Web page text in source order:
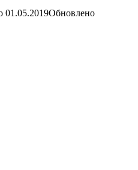
01.05.2019Обновлено